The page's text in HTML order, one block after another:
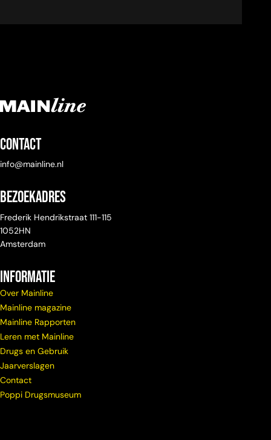
Contact
info@mainline.nl
Bezoekadres
Frederik Hendrikstraat 111-115
1052HN
Amsterdam
Informatie
Over Mainline
Mainline magazine
Mainline Rapporten
Leren met Mainline
Drugs en Gebruik
Jaarverslagen
Contact
Poppi Drugsmuseum